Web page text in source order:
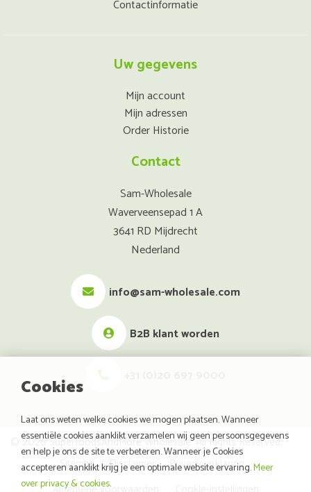
Cookies
Laat ons weten welke cookies we mogen plaatsen. Wanneer
essentiële cookies aanklikt verzamelen wij geen persoonsgegevens
en help je ons de site te verbeteren. Wanneer je Cookies
accepteren aanklikt krijg je een optimale website ervaring.Meer
over privacy & cookies.
Contactinformatie
Uw gegevens
Mijn account
Mijn adressen
Order Historie
Contact
Sam-Wholesale
Waverveensepad 1 A
3641 RD Mijdrecht
Nederland
info@sam-wholesale.com
B2B klant worden
© 2026 SuperfoodsAndMore Wholesale. All Rights Reserved.
Sitemap
Disclaimer
Privacyverklaring